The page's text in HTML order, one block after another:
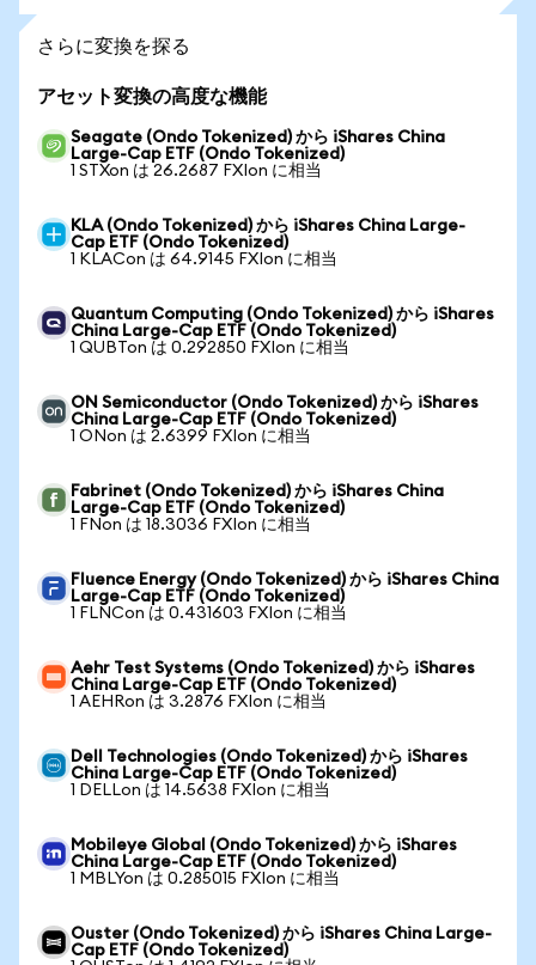
さらに変換を探る
アセット変換の高度な機能
Seagate (Ondo Tokenized) から iShares China
Large-Cap ETF (Ondo Tokenized)
1 STXon は 26.2687 FXIon に相当
KLA (Ondo Tokenized) から iShares China Large-
Cap ETF (Ondo Tokenized)
1 KLACon は 64.9145 FXIon に相当
Quantum Computing (Ondo Tokenized) から iShares
China Large-Cap ETF (Ondo Tokenized)
1 QUBTon は 0.292850 FXIon に相当
ON Semiconductor (Ondo Tokenized) から iShares
China Large-Cap ETF (Ondo Tokenized)
1 ONon は 2.6399 FXIon に相当
Fabrinet (Ondo Tokenized) から iShares China
Large-Cap ETF (Ondo Tokenized)
1 FNon は 18.3036 FXIon に相当
Fluence Energy (Ondo Tokenized) から iShares China
Large-Cap ETF (Ondo Tokenized)
1 FLNCon は 0.431603 FXIon に相当
Aehr Test Systems (Ondo Tokenized) から iShares
China Large-Cap ETF (Ondo Tokenized)
1 AEHRon は 3.2876 FXIon に相当
Dell Technologies (Ondo Tokenized) から iShares
China Large-Cap ETF (Ondo Tokenized)
1 DELLon は 14.5638 FXIon に相当
Mobileye Global (Ondo Tokenized) から iShares
China Large-Cap ETF (Ondo Tokenized)
1 MBLYon は 0.285015 FXIon に相当
Ouster (Ondo Tokenized) から iShares China Large-
Cap ETF (Ondo Tokenized)